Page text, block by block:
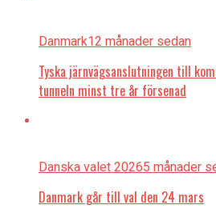
Danmark12 månader sedan
Tyska järnvägsanslutningen till
tunneln minst tre år försenad
Danska valet 20265 månader
Danmark går till val den 24 mars